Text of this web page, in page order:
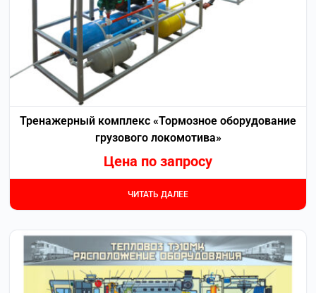
Тренажерный комплекс «Тормозное оборудование
грузового локомотива»
Цена по запросу
ЧИТАТЬ ДАЛЕЕ